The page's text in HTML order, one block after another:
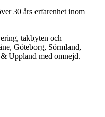
30 års erfarenhet inom
takbyten och
Göteborg, Sörmland,
Uppland med omnejd.